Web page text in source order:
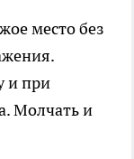
место без
и при
Молчать и